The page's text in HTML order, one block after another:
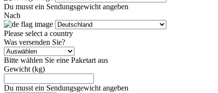
Du musst ein Sendungsgewicht angeben
Nach
Please select a country
Was versenden Sie?
Bitte wählen Sie eine Paketart aus
Gewicht (kg)
Du musst ein Sendungsgewicht angeben